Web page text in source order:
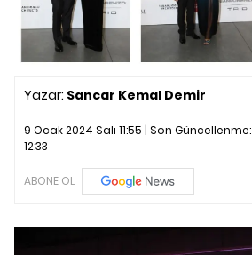
Yazar: Sancar Kemal Demir
9 Ocak 2024 Salı 11:55 | Son Güncellenme:
12:33
ABONE OL